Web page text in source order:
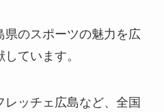
県のスポーツの魅力を広
ています。
ッチェ広島など、全国